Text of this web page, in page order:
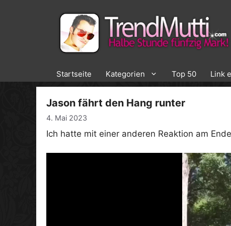
Startseite Kategorien Top 50 Link
Jason fährt den Hang runter
4. Mai 2023
Ich hatte mit einer anderen Reaktion am